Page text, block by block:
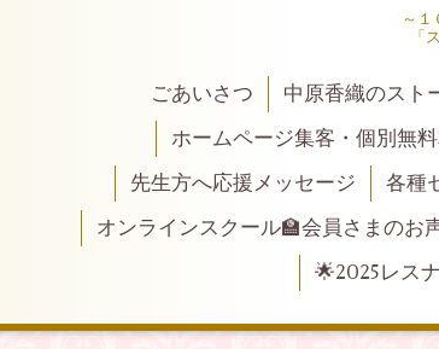
～１
「
ごあいさつ 中原香織のスト
ホームページ集客・個別無
先生方へ応援メッセージ
各種
オンラインスクール🏫会員さまのお
🌟2025レス